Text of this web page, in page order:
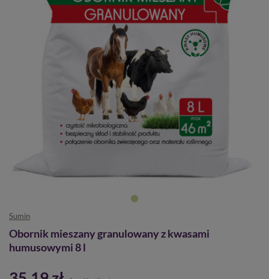
Sumin
Obornik mieszany granulowany z kwasami
humusowymi 8 l